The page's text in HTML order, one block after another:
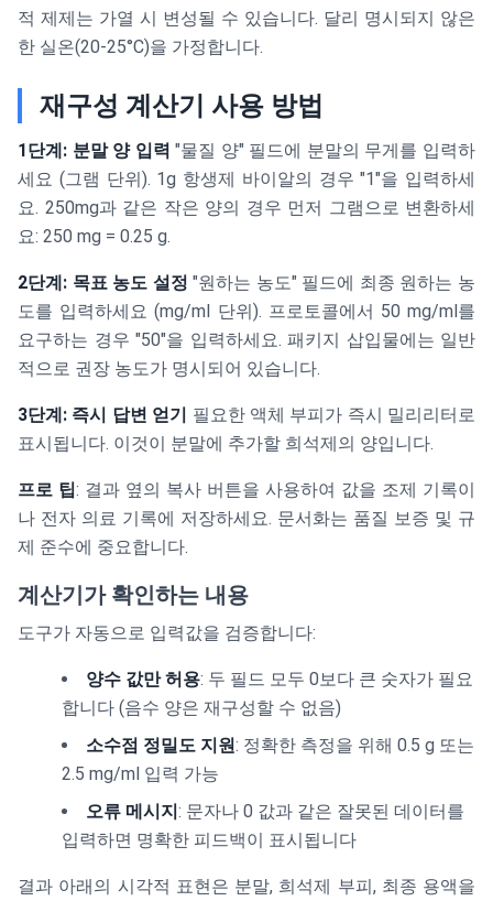
적 제제는 가열 시 변성될 수 있습니다. 달리 명시되지 않은
한 실온(20-25°C)을 가정합니다.
재구성 계산기 사용 방법
1단계: 분말 양 입력 "물질 양" 필드에 분말의 무게를 입력하
세요 (그램 단위). 1g 항생제 바이알의 경우 "1"을 입력하세
요. 250mg과 같은 작은 양의 경우 먼저 그램으로 변환하세
요: 250 mg = 0.25 g.
2단계: 목표 농도 설정 "원하는 농도" 필드에 최종 원하는 농
도를 입력하세요 (mg/ml 단위). 프로토콜에서 50 mg/ml를
요구하는 경우 "50"을 입력하세요. 패키지 삽입물에는 일반
적으로 권장 농도가 명시되어 있습니다.
3단계: 즉시 답변 얻기 필요한 액체 부피가 즉시 밀리리터로
표시됩니다. 이것이 분말에 추가할 희석제의 양입니다.
프로 팁: 결과 옆의 복사 버튼을 사용하여 값을 조제 기록이
나 전자 의료 기록에 저장하세요. 문서화는 품질 보증 및 규
제 준수에 중요합니다.
계산기가 확인하는 내용
도구가 자동으로 입력값을 검증합니다:
양수 값만 허용: 두 필드 모두 0보다 큰 숫자가 필요
합니다 (음수 양은 재구성할 수 없음)
소수점 정밀도 지원: 정확한 측정을 위해 0.5 g 또는
2.5 mg/ml 입력 가능
오류 메시지: 문자나 0 값과 같은 잘못된 데이터를
입력하면 명확한 피드백이 표시됩니다
결과 아래의 시각적 표현은 분말, 희석제 부피, 최종 용액을